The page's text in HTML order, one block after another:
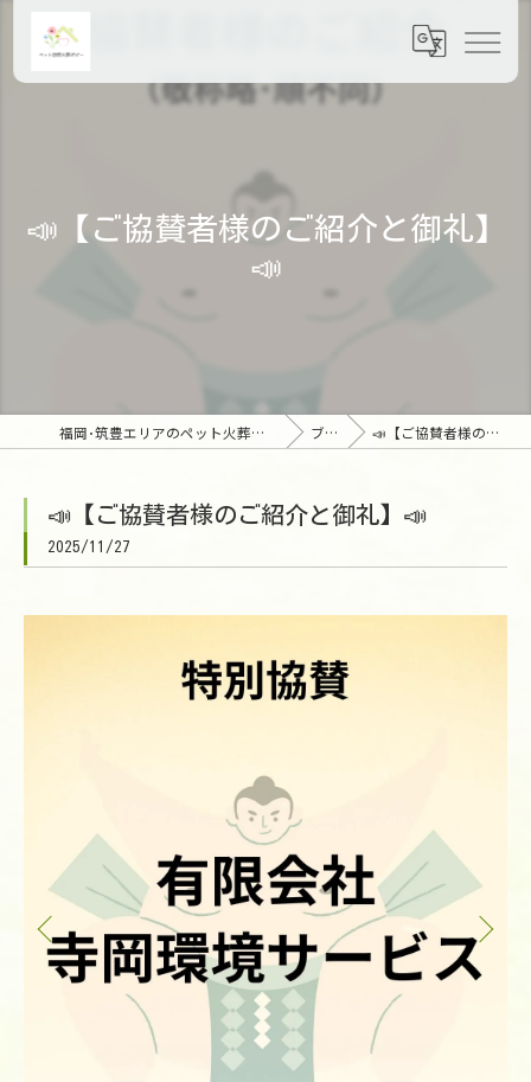
📣【ご協賛者様のご紹介と御礼】
📣
福岡･筑豊エリアのペット火葬ならペット訪問火葬ポピー ブログ 📣【ご協賛者様のご紹介と御礼】📣
📣【ご協賛者様のご紹介と御礼】📣
2025/11/27